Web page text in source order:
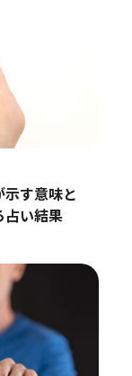
示す意味と
占い結果